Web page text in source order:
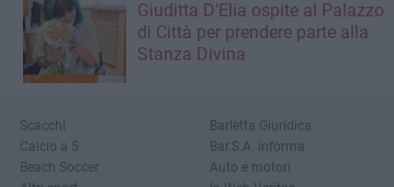
Giuditta D’Elia ospite al Palazzo
di Città per prendere parte alla
Stanza Divina
Scacchi
Calcio a 5
Beach Soccer
Barletta Giuridica
Bar.S.A. informa
Auto e motori